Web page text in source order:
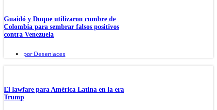
Guaidó y Duque utilizaron cumbre de
Colombia para sembrar falsos positivos
contra Venezuela
por Desenlaces
El lawfare para América Latina en la era
Trump